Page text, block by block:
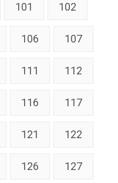
101 102
106 107
111 112
116 117
121 122
126 127